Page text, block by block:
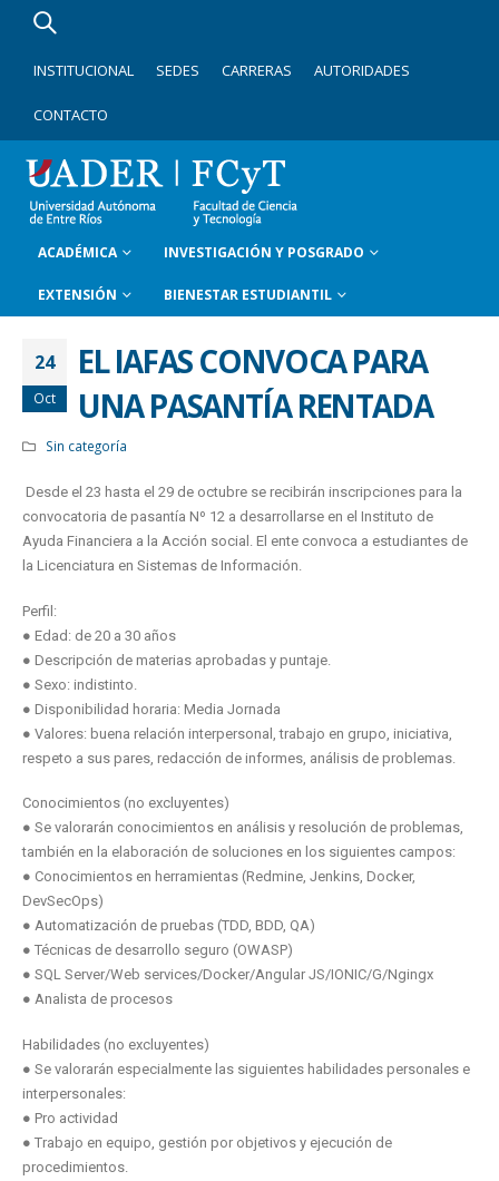
INSTITUCIONAL SEDES CARRERAS AUTORIDADES
CONTACTO
ACADÉMICA INVESTIGACIÓN Y POSGRADO
EXTENSIÓN BIENESTAR ESTUDIANTIL
24
Oct
EL IAFAS CONVOCA PARA
UNA PASANTÍA RENTADA
Sin categoría
Desde el 23 hasta el 29 de octubre se recibirán inscripciones para la
convocatoria de pasantía Nº 12 a desarrollarse en el Instituto de
Ayuda Financiera a la Acción social. El ente convoca a estudiantes de
la Licenciatura en Sistemas de Información.
Perfil:
● Edad: de 20 a 30 años
● Descripción de materias aprobadas y puntaje.
● Sexo: indistinto.
● Disponibilidad horaria: Media Jornada
● Valores: buena relación interpersonal, trabajo en grupo, iniciativa,
respeto a sus pares, redacción de informes, análisis de problemas.
Conocimientos (no excluyentes)
● Se valorarán conocimientos en análisis y resolución de problemas,
también en la elaboración de soluciones en los siguientes campos:
● Conocimientos en herramientas (Redmine, Jenkins, Docker,
DevSecOps)
● Automatización de pruebas (TDD, BDD, QA)
● Técnicas de desarrollo seguro (OWASP)
● SQL Server/Web services/Docker/Angular JS/IONIC/G/Ngingx
● Analista de procesos
Habilidades (no excluyentes)
● Se valorarán especialmente las siguientes habilidades personales e
interpersonales:
● Pro actividad
● Trabajo en equipo, gestión por objetivos y ejecución de
procedimientos.